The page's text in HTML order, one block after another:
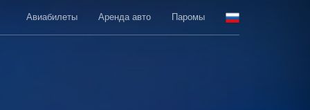
Авиабилеты Аренда авто Паромы